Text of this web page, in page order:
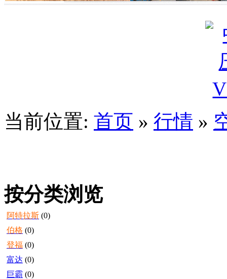
当前位置: 首页 » 行情 »
按分类浏览
阿特拉斯 (0)
伯格 (0)
登福 (0)
富达 (0)
巨霸 (0)